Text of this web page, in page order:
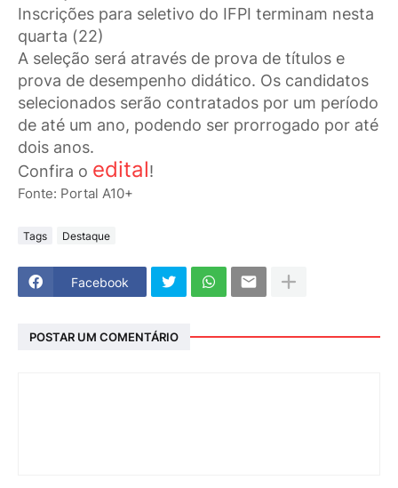
Inscrições para seletivo do IFPI terminam nesta
quarta (22)
A seleção será através de prova de títulos e
prova de desempenho didático. Os candidatos
selecionados serão contratados por um período
de até um ano, podendo ser prorrogado por até
dois anos.
Confira o edital!
Fonte: Portal A10+
Tags Destaque
Facebook
POSTAR UM COMENTÁRIO